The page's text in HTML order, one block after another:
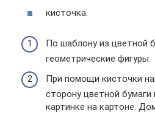
кисточка.
По шаблону из цветной
геометрические фигуры.
При помощи кисточки
сторону цветной
картинке на картоне.